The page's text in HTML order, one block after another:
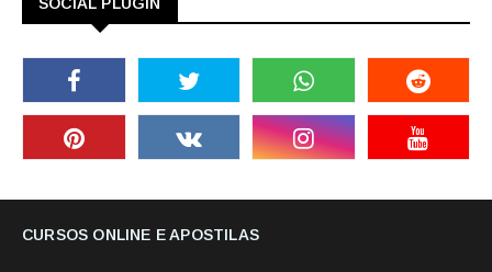
SOCIAL PLUGIN
CURSOS ONLINE E APOSTILAS